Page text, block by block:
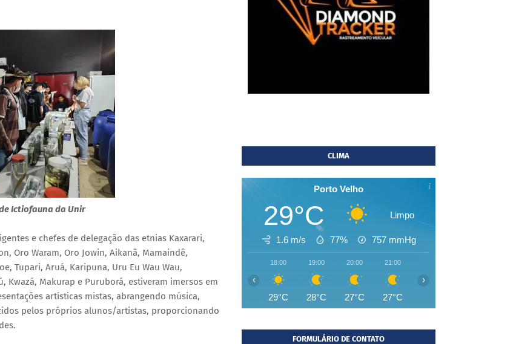
Ictiofauna da Unir
e chefes de delegação das etnias Kaxarari,
Oro Waram, Oro Jowin, Aikanã, Mamaindê,
Tupari, Aruá, Karipuna, Uru Eu Wau Wau,
Kwazá, Makurap e Puruborá, estiveram imersos em
artísticas mistas, abrangendo música,
pelos próprios alunos/artistas, proporcionando
CLIMA
Porto Velho
29°C Limpo
1.6 m/s 77% 757 mmHg
18:00
29°C
19:00
28°C
20:00
27°C
21:00
27°C
‹ ›
FORMULÁRIO DE CONTATO